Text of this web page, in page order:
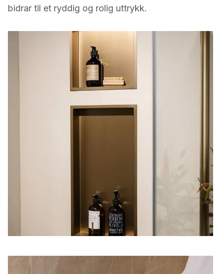
bidrar til et ryddig og rolig uttrykk.